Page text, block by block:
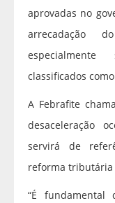
aprovadas no
arrecadação
classificados
A Febrafite
desaceleração
servirá de
reforma tributária
“É